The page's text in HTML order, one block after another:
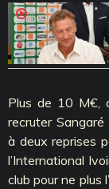
Plus de 10 M€,
recruter
à deux reprises
l’International
club pour ne plus